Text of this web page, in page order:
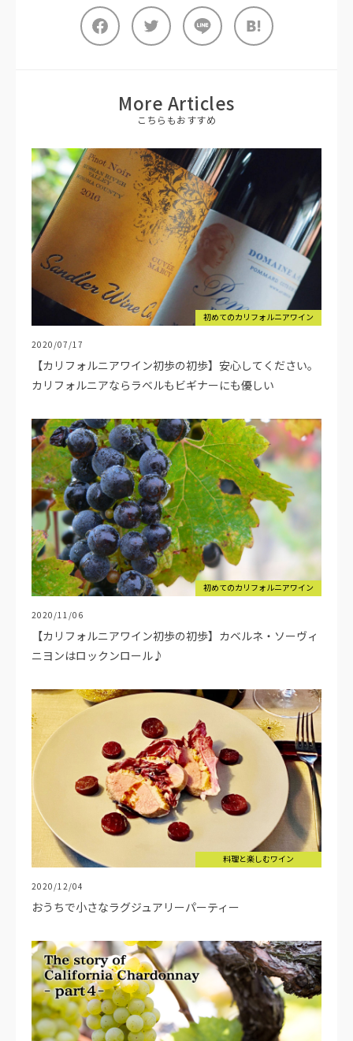
More Articles
こちらもおすすめ
初めてのカリフォルニアワイン
【カリフォルニアワイン初歩の初歩】安心してください。
カリフォルニアならラベルもビギナーにも優しい
2020/07/17
初めてのカリフォルニアワイン
【カリフォルニアワイン初歩の初歩】カベルネ・ソーヴィ
ニヨンはロックンロール♪
2020/11/06
料理と楽しむワイン
おうちで小さなラグジュアリーパーティー
2020/12/04